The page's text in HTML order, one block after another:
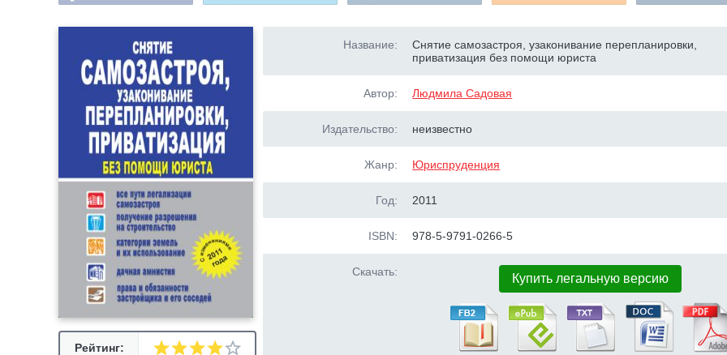
Рейтинг:
Название:
Снятие самозастроя, узаконивание перепланировки,
приватизация без помощи юриста
Автор: Людмила Садовая
Издательство: неизвестно
Жанр: Юриспруденция
Год: 2011
ISBN: 978-5-9791-0266-5
Скачать: Купить легальную версию